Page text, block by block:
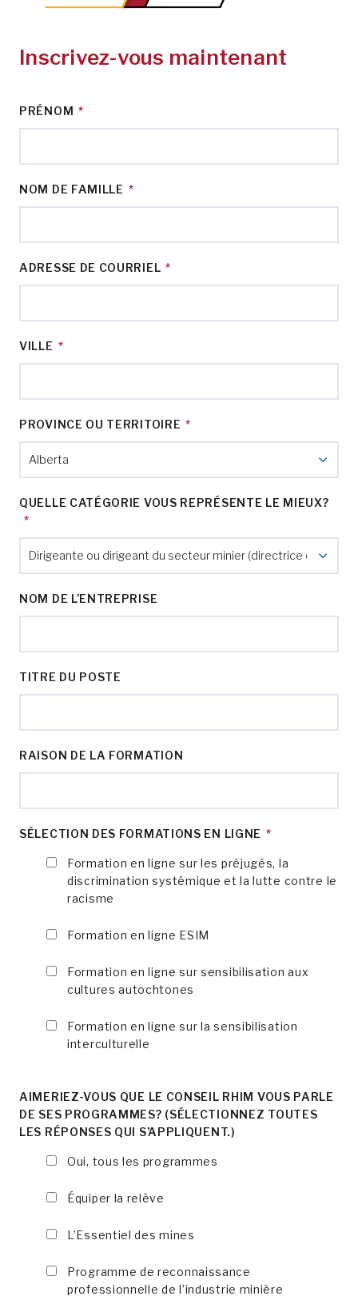
Inscrivez-vous maintenant
PRÉNOM *
NOM DE FAMILLE *
ADRESSE DE COURRIEL *
VILLE *
PROVINCE OU TERRITOIRE *
QUELLE CATÉGORIE VOUS REPRÉSENTE LE MIEUX?
*
NOM DE L’ENTREPRISE
TITRE DU POSTE
RAISON DE LA FORMATION
SÉLECTION DES FORMATIONS EN LIGNE *
Formation en ligne sur les préjugés, la
discrimination systémique et la lutte contre le
racisme
Formation en ligne ESIM
Formation en ligne sur sensibilisation aux
cultures autochtones
Formation en ligne sur la sensibilisation
interculturelle
AIMERIEZ-VOUS QUE LE CONSEIL RHIM VOUS PARLE
DE SES PROGRAMMES? (SÉLECTIONNEZ TOUTES
LES RÉPONSES QUI S’APPLIQUENT.)
Oui, tous les programmes
Équiper la relève
L’Essentiel des mines
Programme de reconnaissance
professionnelle de l’industrie minière